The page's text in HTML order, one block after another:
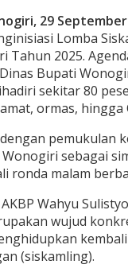
29 September
Lomba
Tahun 2025.
Bupati
sekitar 80
ormas, hingga
pemukulan
sebagai
ronda malam
Wahyu
wujud
(siskamling).